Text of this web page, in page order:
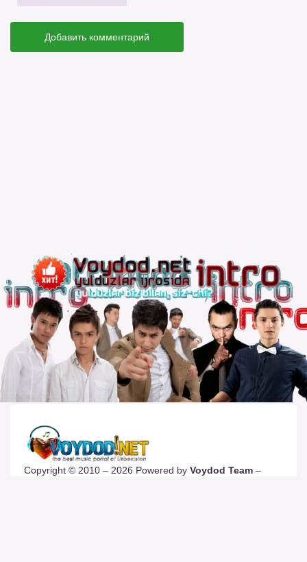
Добавить комментарий
Copyright © 2010 – 2026 Powered by Voydod Team –